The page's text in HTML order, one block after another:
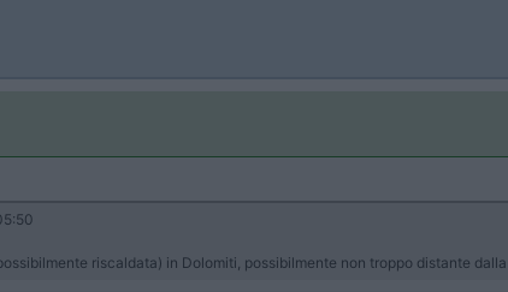
riscaldata) in Dolomiti, possibilmente non troppo distante